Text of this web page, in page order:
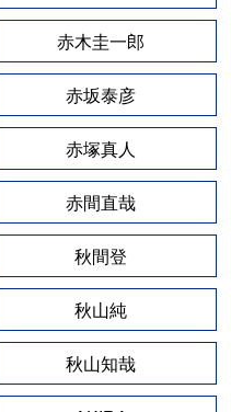
赤木圭一郎
赤坂泰彦
赤塚真人
赤間直哉
秋間登
秋山純
秋山知哉